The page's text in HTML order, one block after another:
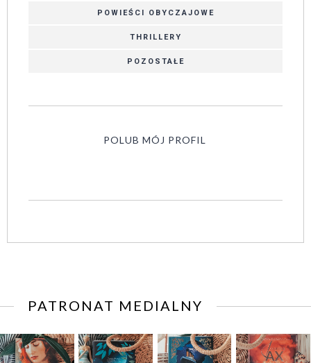
POWIEŚCI OBYCZAJOWE
THRILLERY
POZOSTAŁE
POLUB MÓJ PROFIL
PATRONAT MEDIALNY